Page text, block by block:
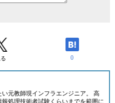
0
元教師現インフラエンジニア。 高
処理技術者試験くらいまでを範囲に